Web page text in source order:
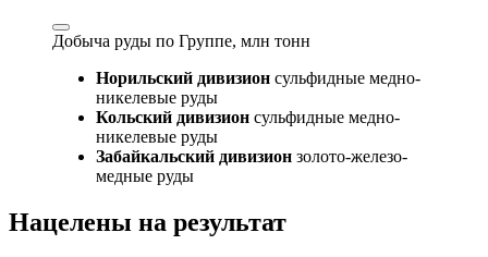
Добыча руды по Группе, млн тонн
Норильский дивизион сульфидные медно-
никелевые руды
Кольский дивизион сульфидные медно-
никелевые руды
Забайкальский дивизион золото-железо-
медные руды
Нацелены на результат